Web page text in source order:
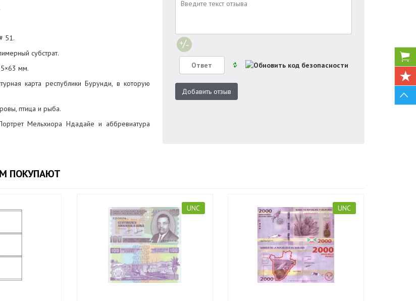
51.
субстрат.
мм.
карта республики Бурунди, в которую
птица и рыба.
Мельхиора Ндадайе и аббревиатура
Добавить отзыв
ПОКУПАЮТ
UNC UNC